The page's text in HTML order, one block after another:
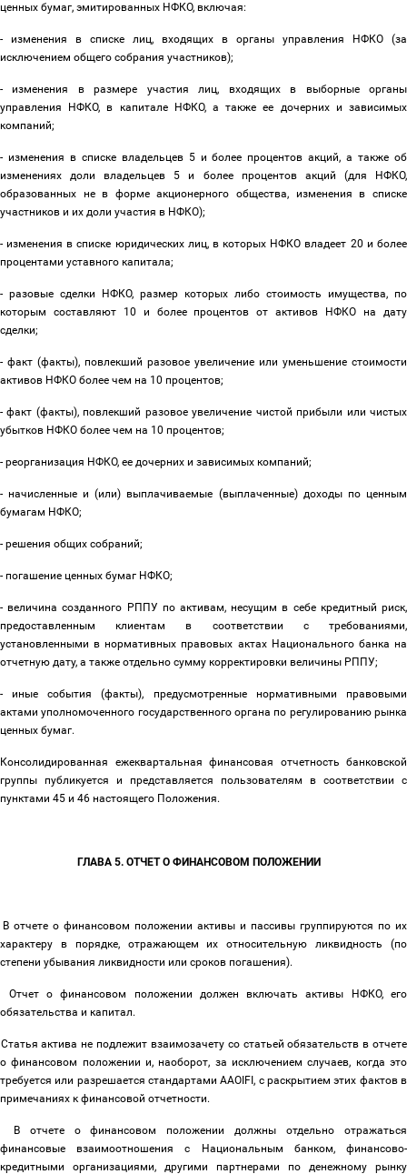
ценных бумаг, эмитированных НФКО, включая:
- изменения в списке лиц, входящих в органы управления НФКО (за
исключением общего собрания участников);
- изменения в размере участия лиц, входящих в выборные органы
управления НФКО, в капитале НФКО, а также ее дочерних и зависимых
компаний;
- изменения в списке владельцев 5 и более процентов акций, а также об
изменениях доли владельцев 5 и более процентов акций (для НФКО,
образованных не в форме акционерного общества, изменения в списке
участников и их доли участия в НФКО);
- изменения в списке юридических лиц, в которых НФКО владеет 20 и более
процентами уставного капитала;
- разовые сделки НФКО, размер которых либо стоимость имущества, по
которым составляют 10 и более процентов от активов НФКО на дату
сделки;
- факт (факты), повлекший разовое увеличение или уменьшение стоимости
активов НФКО более чем на 10 процентов;
- факт (факты), повлекший разовое увеличение чистой прибыли или чистых
убытков НФКО более чем на 10 процентов;
- реорганизация НФКО, ее дочерних и зависимых компаний;
- начисленные и (или) выплачиваемые (выплаченные) доходы по ценным
бумагам НФКО;
- решения общих собраний;
- погашение ценных бумаг НФКО;
- величина созданного РППУ по активам, несущим в себе кредитный риск,
предоставленным клиентам в соответствии с требованиями,
установленными в нормативных правовых актах Национального банка на
отчетную дату, а также отдельно сумму корректировки величины РППУ;
- иные события (факты), предусмотренные нормативными правовыми
актами уполномоченного государственного органа по регулированию рынка
ценных бумаг.
Консолидированная ежеквартальная финансовая отчетность банковской
группы публикуется и представляется пользователям в соответствии с
пунктами 45 и 46 настоящего Положения.
ГЛАВА 5. ОТЧЕТ О ФИНАНСОВОМ ПОЛОЖЕНИИ
отчете о финансовом положении активы и пассивы группируются по их
характеру в порядке, отражающем их относительную ликвидность (по
степени убывания ликвидности или сроков погашения).
Отчет о финансовом положении должен включать активы НФКО, его
обязательства и капитал.
актива не подлежит взаимозачету со статьей обязательств в отчете
о финансовом положении и, наоборот, за исключением случаев, когда это
требуется или разрешается стандартами AAOIFI, с раскрытием этих фактов в
примечаниях к финансовой отчетности.
В отчете о финансовом положении должны отдельно отражаться
финансовые взаимоотношения с Национальным банком, финансово-
кредитными организациями, другими партнерами по денежному рынку